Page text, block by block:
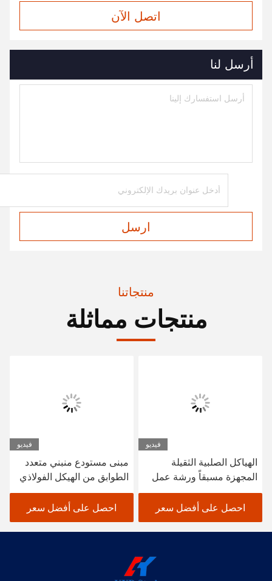
اتصل الآن
أرسل لنا
ارسل
منتجاتنا
منتجات مماثلة
فيديو
الهياكل الصلبية الثقيلة
المجهزة مسبقاً ورشة عمل
البناء الصلب المهيك مخزن
احصل على أفضل سعر
فيديو
مبنى مستودع منبني متعدد
الطوابق من الهيكل الفولاذي
SGS BV المعتمد CE
احصل على أفضل سعر